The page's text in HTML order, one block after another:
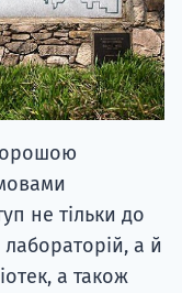
не тільки до
а й
а також